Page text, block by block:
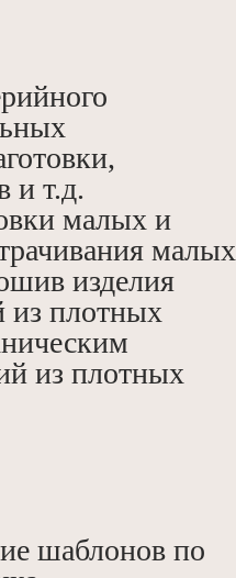
и т.д.
малых и
малых
изделия
из плотных
из плотных
шаблонов по